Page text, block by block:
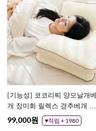
[기능성] 코코리찌 양모날개베
개 장미화 릴렉스 경추베개 숙
면 구스다운필 양모 베개
99,000원 ♥적립 + 1980